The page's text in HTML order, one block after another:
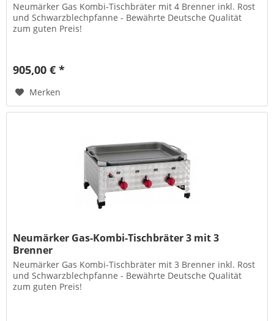
Neumärker Gas Kombi-Tischbräter mit 4 Brenner inkl. Rost
und Schwarzblechpfanne - Bewährte Deutsche Qualität
zum guten Preis!
905,00 € *
Merken
Neumärker Gas-Kombi-Tischbräter 3 mit 3
Brenner
Neumärker Gas Kombi-Tischbräter mit 3 Brenner inkl. Rost
und Schwarzblechpfanne - Bewährte Deutsche Qualität
zum guten Preis!